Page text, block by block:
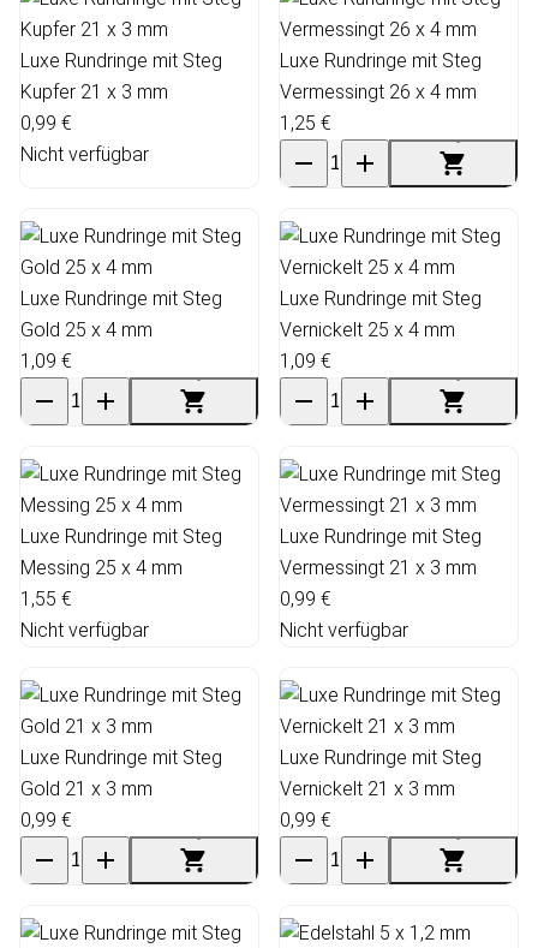
Luxe Rundringe mit Steg
Kupfer 21 x 3 mm
0,99 €
Nicht verfügbar
Luxe Rundringe mit Steg
Vermessingt 26 x 4 mm
1,25 €
Luxe Rundringe mit Steg
Gold 25 x 4 mm
1,09 €
Luxe Rundringe mit Steg
Vernickelt 25 x 4 mm
1,09 €
Luxe Rundringe mit Steg
Messing 25 x 4 mm
1,55 €
Nicht verfügbar
Luxe Rundringe mit Steg
Vermessingt 21 x 3 mm
0,99 €
Nicht verfügbar
Luxe Rundringe mit Steg
Gold 21 x 3 mm
0,99 €
Luxe Rundringe mit Steg
Vernickelt 21 x 3 mm
0,99 €